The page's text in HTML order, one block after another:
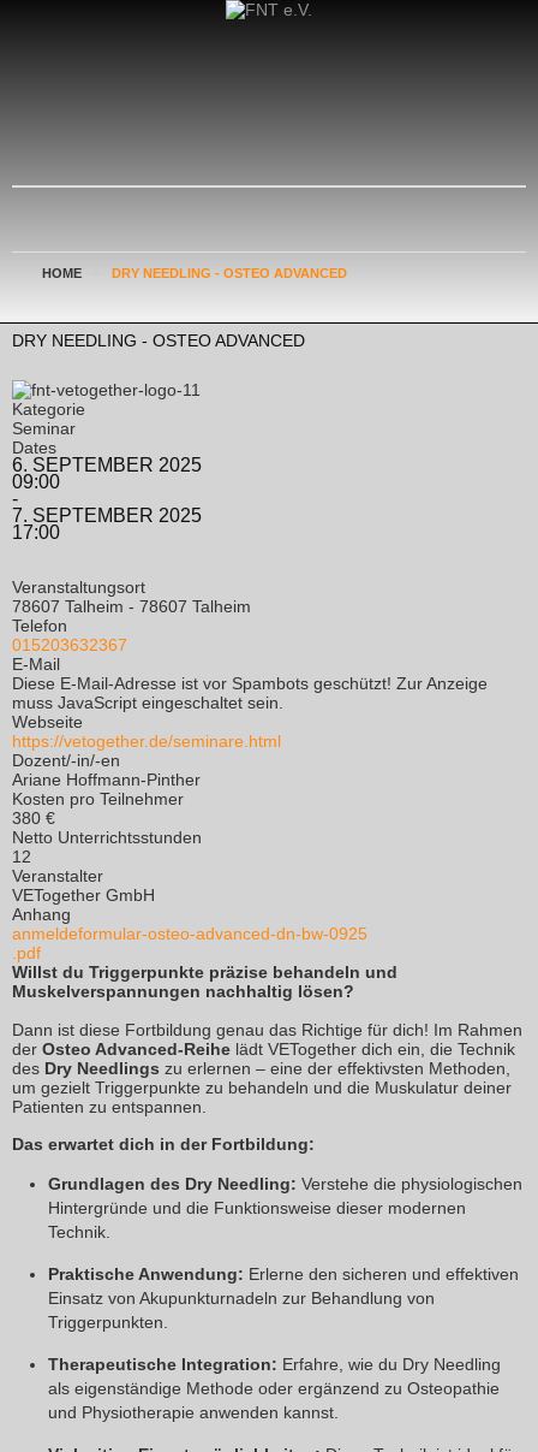
HOME DRY NEEDLING - OSTEO ADVANCED
DRY NEEDLING - OSTEO ADVANCED
Kategorie
Seminar
Dates
6. SEPTEMBER 2025
09:00
-
7. SEPTEMBER 2025
17:00
Veranstaltungsort
78607 Talheim - 78607 Talheim
Telefon
015203632367
E-Mail
Diese E-Mail-Adresse ist vor Spambots geschützt! Zur Anzeige
muss JavaScript eingeschaltet sein.
Webseite
https://vetogether.de/seminare.html
Dozent/-in/-en
Ariane Hoffmann-Pinther
Kosten pro Teilnehmer
380 €
Netto Unterrichtsstunden
12
Veranstalter
VETogether GmbH
Anhang
anmeldeformular-osteo-advanced-dn-bw-0925
.pdf
Willst du Triggerpunkte präzise behandeln und
Muskelverspannungen nachhaltig lösen?
Dann ist diese Fortbildung genau das Richtige für dich! Im Rahmen
der Osteo Advanced-Reihe lädt VETogether dich ein, die Technik
des Dry Needlings zu erlernen – eine der effektivsten Methoden,
um gezielt Triggerpunkte zu behandeln und die Muskulatur deiner
Patienten zu entspannen.
Das erwartet dich in der Fortbildung:
Grundlagen des Dry Needling: Verstehe die physiologischen
Hintergründe und die Funktionsweise dieser modernen
Technik.
Praktische Anwendung: Erlerne den sicheren und effektiven
Einsatz von Akupunkturnadeln zur Behandlung von
Triggerpunkten.
Therapeutische Integration: Erfahre, wie du Dry Needling
als eigenständige Methode oder ergänzend zu Osteopathie
und Physiotherapie anwenden kannst.